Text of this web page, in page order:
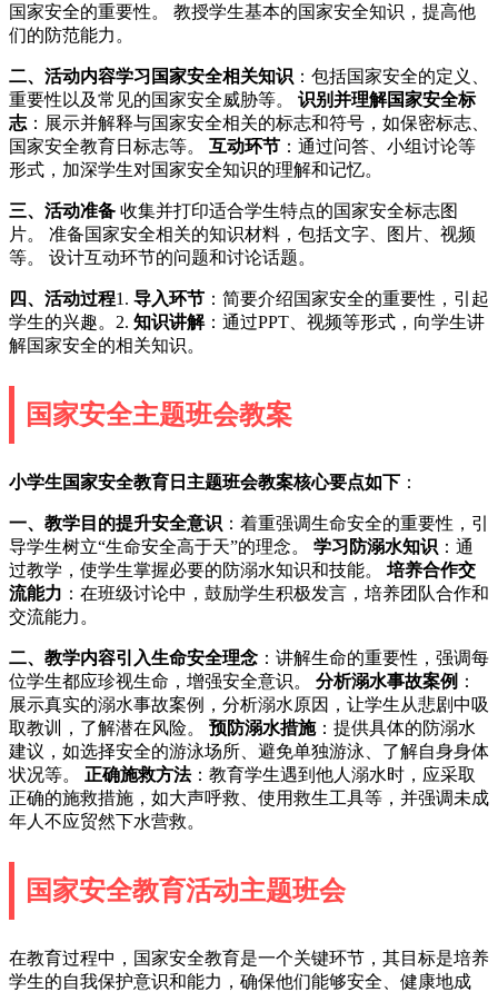
国家安全的重要性。 教授学生基本的国家安全知识，提高他
们的防范能力。
二、活动内容学习国家安全相关知识 ：包括国家安全的定义、
重要性以及常见的国家安全威胁等。 识别并理解国家安全标
志 ：展示并解释与国家安全相关的标志和符号，如保密标志、
国家安全教育日标志等。 互动环节 ：通过问答、小组讨论等
形式，加深学生对国家安全知识的理解和记忆。
三、活动准备 收集并打印适合学生特点的国家安全标志图
片。 准备国家安全相关的知识材料，包括文字、图片、视频
等。 设计互动环节的问题和讨论话题。
四、活动过程1. 导入环节 ：简要介绍国家安全的重要性，引起
学生的兴趣。2. 知识讲解：通过PPT、视频等形式，向学生讲
解国家安全的相关知识。
国家安全主题班会教案
小学生国家安全教育日主题班会教案核心要点如下 ：
一、教学目的提升安全意识 ：着重强调生命安全的重要性，引
导学生树立“生命安全高于天”的理念。 学习防溺水知识 ：通
过教学，使学生掌握必要的防溺水知识和技能。 培养合作交
流能力 ：在班级讨论中，鼓励学生积极发言，培养团队合作和
交流能力。
二、教学内容引入生命安全理念 ：讲解生命的重要性，强调每
位学生都应珍视生命，增强安全意识。 分析溺水事故案例 ：
展示真实的溺水事故案例，分析溺水原因，让学生从悲剧中吸
取教训，了解潜在风险。 预防溺水措施：提供具体的防溺水
建议，如选择安全的游泳场所、避免单独游泳、了解自身身体
状况等。 正确施救方法：教育学生遇到他人溺水时，应采取
正确的施救措施，如大声呼救、使用救生工具等，并强调未成
年人不应贸然下水营救。
国家安全教育活动主题班会
在教育过程中，国家安全教育是一个关键环节，其目标是培养
学生的自我保护意识和能力，确保他们能够安全、健康地成